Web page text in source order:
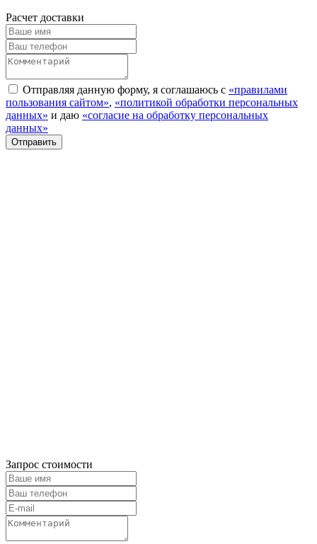
Расчет доставки
Отправляя данную форму, я соглашаюсь с «правилами
пользования сайтом», «политикой обработки персональных
данных» и даю «согласие на обработку персональных
данных»
Запрос стоимости